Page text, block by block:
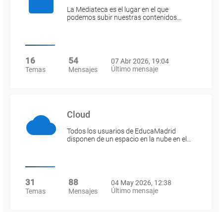
La Mediateca es el lugar en el que
podemos subir nuestras contenidos…
16
Temas
54
Mensajes
07 Abr 2026, 19:04
Último mensaje
Cloud
Todos los usuarios de EducaMadrid
disponen de un espacio en la nube en el…
31
Temas
88
Mensajes
04 May 2026, 12:38
Último mensaje